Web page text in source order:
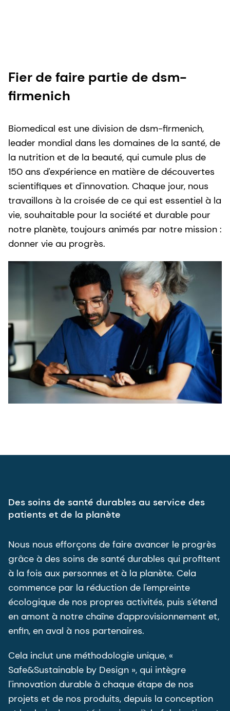
Fier de faire partie de dsm-
firmenich
Biomedical est une division de dsm-firmenich,
leader mondial dans les domaines de la santé, de
la nutrition et de la beauté, qui cumule plus de
150 ans d'expérience en matière de découvertes
scientifiques et d'innovation. Chaque jour, nous
travaillons à la croisée de ce qui est essentiel à la
vie, souhaitable pour la société et durable pour
notre planète, toujours animés par notre mission :
donner vie au progrès.
Des soins de santé durables au service des
patients et de la planète
Nous nous efforçons de faire avancer le progrès
grâce à des soins de santé durables qui profitent
à la fois aux personnes et à la planète. Cela
commence par la réduction de l'empreinte
écologique de nos propres activités, puis s'étend
en amont à notre chaîne d'approvisionnement et,
enfin, en aval à nos partenaires.
Cela inclut une méthodologie unique, «
Safe&Sustainable by Design », qui intègre
l'innovation durable à chaque étape de nos
projets et de nos produits, depuis la conception